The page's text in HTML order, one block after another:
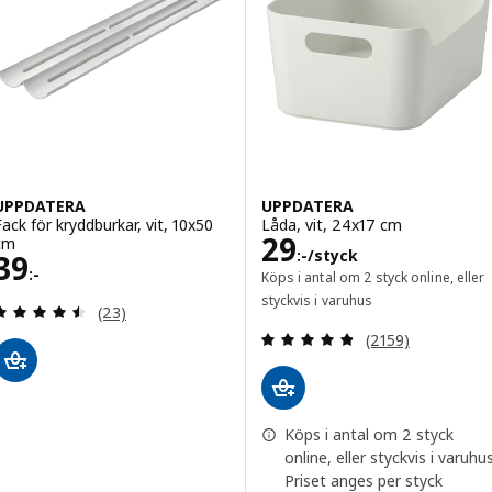
för kryddburkar, vit, 10x50
:- 39:-
Recensera: 4.5 utav 5 stjärnor. Totalt antal
(23)
UPPDATERA
Låda, vit, 24x17 cm
29:-/styck
Pris 29:-/styck
Köps i antal om 2 styck online, eller
styckvis i varuhus
Recensera:
(2159)
Köps i antal om 2 styck
online, eller styckvis i
Priset anges per styck